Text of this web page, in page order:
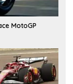
MotoGP